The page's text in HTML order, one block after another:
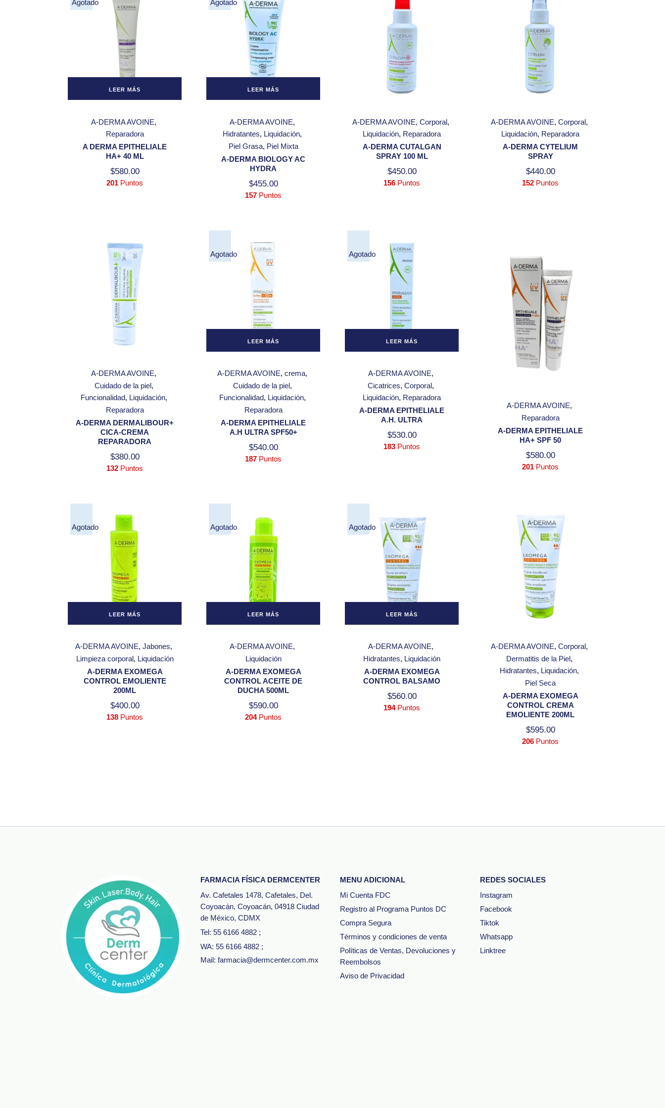
Ventas,
Reembolsos
Aviso de
Privacidad
Agotado
LEER MÁS
A-DERMA AVOINE
Reparadora
A DERMA EPITHELIALE
HA+ 40 ML
$580.00
201 Puntos
Agotado
LEER MÁS
A-DERMA AVOINE
Hidratantes Liquidación
Piel Grasa Piel Mixta
A-DERMA BIOLOGY AC
HYDRA
$455.00
157 Puntos
A-DERMA AVOINE Corporal
Liquidación Reparadora
A-DERMA CUTALGAN
SPRAY 100 ML
$450.00
156 Puntos
A-DERMA AVOINE Corporal
Liquidación Reparadora
A-DERMA CYTELIUM
SPRAY
$440.00
152 Puntos
A-DERMA AVOINE
Cuidado de la piel
Funcionalidad Liquidación
Reparadora
A-DERMA DERMALIBOUR+
CICA-CREMA
REPARADORA
$380.00
132 Puntos
Agotado
LEER MÁS
A-DERMA AVOINE crema
Cuidado de la piel
Funcionalidad Liquidación
Reparadora
A-DERMA EPITHELIALE
A.H ULTRA SPF50+
$540.00
187 Puntos
Agotado
LEER MÁS
A-DERMA AVOINE
Cicatrices Corporal
Liquidación Reparadora
A-DERMA EPITHELIALE
A.H. ULTRA
$530.00
183 Puntos
A-DERMA AVOINE
Reparadora
A-DERMA EPITHELIALE
HA+ SPF 50
$580.00
201 Puntos
Agotado
LEER MÁS
A-DERMA AVOINE Jabones
Limpieza corporal Liquidación
A-DERMA EXOMEGA
CONTROL EMOLIENTE
200ML
$400.00
138 Puntos
Agotado
LEER MÁS
A-DERMA AVOINE
Liquidación
A-DERMA EXOMEGA
CONTROL ACEITE DE
DUCHA 500ML
$590.00
204Puntos
Agotado
LEER MÁS
A-DERMA AVOINE
Hidratantes Liquidación
A-DERMA EXOMEGA
CONTROL BALSAMO
$560.00
194Puntos
A-DERMA AVOINE Corporal
Dermatitis de la Piel
Hidratantes Liquidación
Piel Seca
A-DERMA EXOMEGA
CONTROL CREMA
EMOLIENTE 200ML
$595.00
206 Puntos
FARMACIA FÍSICA DERMCENTER
Av. Cafetales 1478, Cafetales, Del.
Coyoacán, Coyoacán, 04918 Ciudad
de México, CDMX
Tel: 55 6166 4882 ;
WA: 55 6166 4882 ;
Mail: farmacia@dermcenter.com.mx
MENU ADICIONAL
Mi Cuenta FDC
Registro al Programa Puntos DC
Compra Segura
Términos y condiciones de venta
Políticas de Ventas, Devoluciones y
Reembolsos
Aviso de Privacidad
REDES SOCIALES
Instagram
Facebook
Tiktok
Whatsapp
Linktree